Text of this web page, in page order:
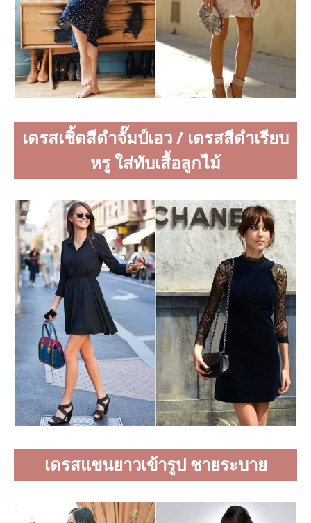
เดรสเชิ้ตสีดำจั๊มป์เอว / เดรสสีดำเรียบ
หรู ใส่ทับเสื้อลูกไม้
เดรสแขนยาวเข้ารูป ชายระบาย